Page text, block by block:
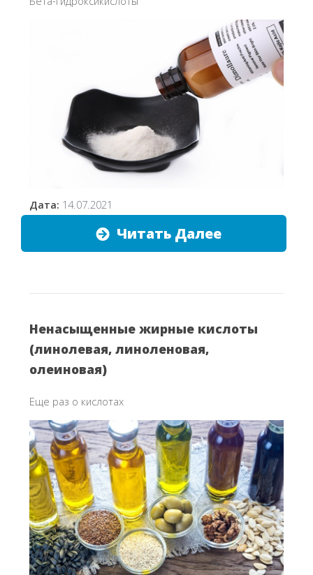
Дата: 14.07.2021
Читать Далее
Ненасыщенные жирные кислоты
(линолевая, линоленовая,
олеиновая)
Еще раз о кислотах